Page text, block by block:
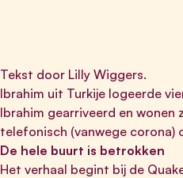
Tekst door Lilly Wiggers.
Ibrahim uit Turkije logeerde
Ibrahim gearriveerd en wonen
telefonisch (vanwege corona)
De hele buurt is betrokken
Het verhaal begint bij de